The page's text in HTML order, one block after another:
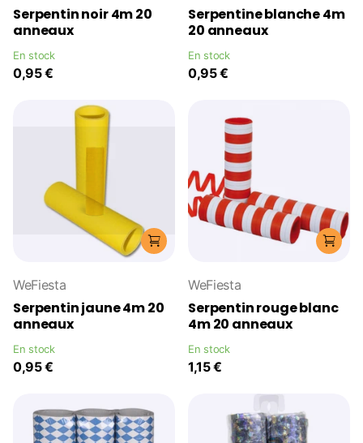
Serpentin noir 4m 20
anneaux
En stock
0,95 €
Serpentine blanche 4m
20 anneaux
En stock
0,95 €
WeFiesta
Serpentin jaune 4m 20
anneaux
En stock
0,95 €
WeFiesta
Serpentin rouge blanc
4m 20 anneaux
En stock
1,15 €